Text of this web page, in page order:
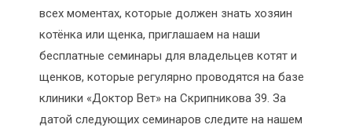
всех моментах, которые должен знать хозяин
котёнка или щенка, приглашаем на наши
бесплатные семинары для владельцев котят и
щенков, которые регулярно проводятся на базе
клиники «Доктор Вет» на Скрипникова 39. За
датой следующих семинаров следите на нашем